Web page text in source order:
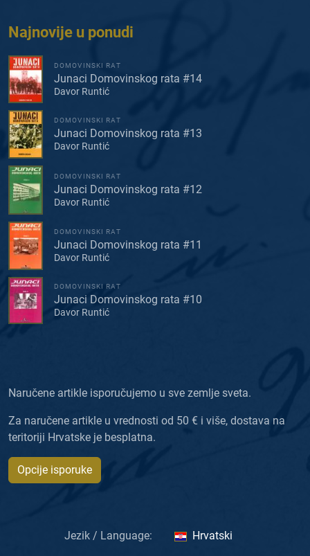
Najnovije u ponudi
DOMOVINSKI RAT
Junaci Domovinskog rata #14
Davor Runtić
DOMOVINSKI RAT
Junaci Domovinskog rata #13
Davor Runtić
DOMOVINSKI RAT
Junaci Domovinskog rata #12
Davor Runtić
DOMOVINSKI RAT
Junaci Domovinskog rata #11
Davor Runtić
DOMOVINSKI RAT
Junaci Domovinskog rata #10
Davor Runtić
Naručene artikle isporučujemo u sve zemlje sveta.
Za naručene artikle u vrednosti od 50 € i više, dostava na
teritoriji Hrvatske je besplatna.
Opcije isporuke
Jezik / Language: Hrvatski